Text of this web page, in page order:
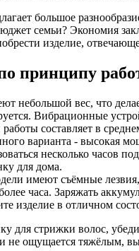
большое
семьи? Экономия
изделие,
принципу
небольшой вес, что
Вибрационные
составляет в
варианта - высокая
несколько часов
для дома.
имеют съёмные
часа. Заряжать
изделие в отличном
для стрижки волос,
не ощущается тяжёлым,